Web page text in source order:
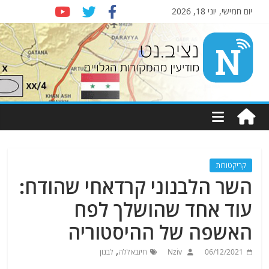
יום חמישי, יוני 18, 2026
Nziv.net
מודיעין
מהמקורות
קריקטורות
השר הלבנוני קרדאחי שהודח:
עוד אחד שהושלך לפח
האשפה של ההיסטוריה
06/12/2021
Nziv חיזבאללה, לבנון